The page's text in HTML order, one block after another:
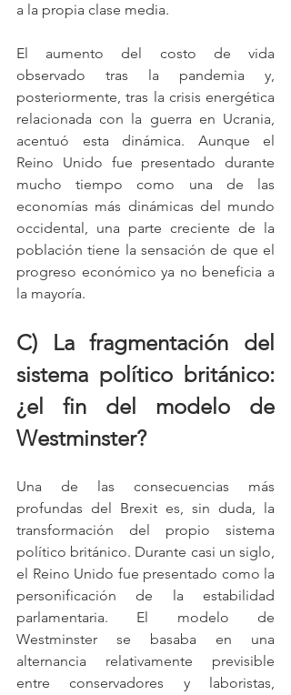
a la propia clase media.
El aumento del costo de vida
observado tras la pandemia y,
posteriormente, tras la crisis energética
relacionada con la guerra en Ucrania,
acentuó esta dinámica. Aunque el
Reino Unido fue presentado durante
mucho tiempo como una de las
economías más dinámicas del mundo
occidental, una parte creciente de la
población tiene la sensación de que el
progreso económico ya no beneficia a
la mayoría.
C) La fragmentación del
sistema político británico:
¿el fin del modelo de
Westminster?
Una de las consecuencias más
profundas del Brexit es, sin duda, la
transformación del propio sistema
político británico. Durante casi un siglo,
el Reino Unido fue presentado como la
personificación de la estabilidad
parlamentaria. El modelo de
Westminster se basaba en una
alternancia relativamente previsible
entre conservadores y laboristas,